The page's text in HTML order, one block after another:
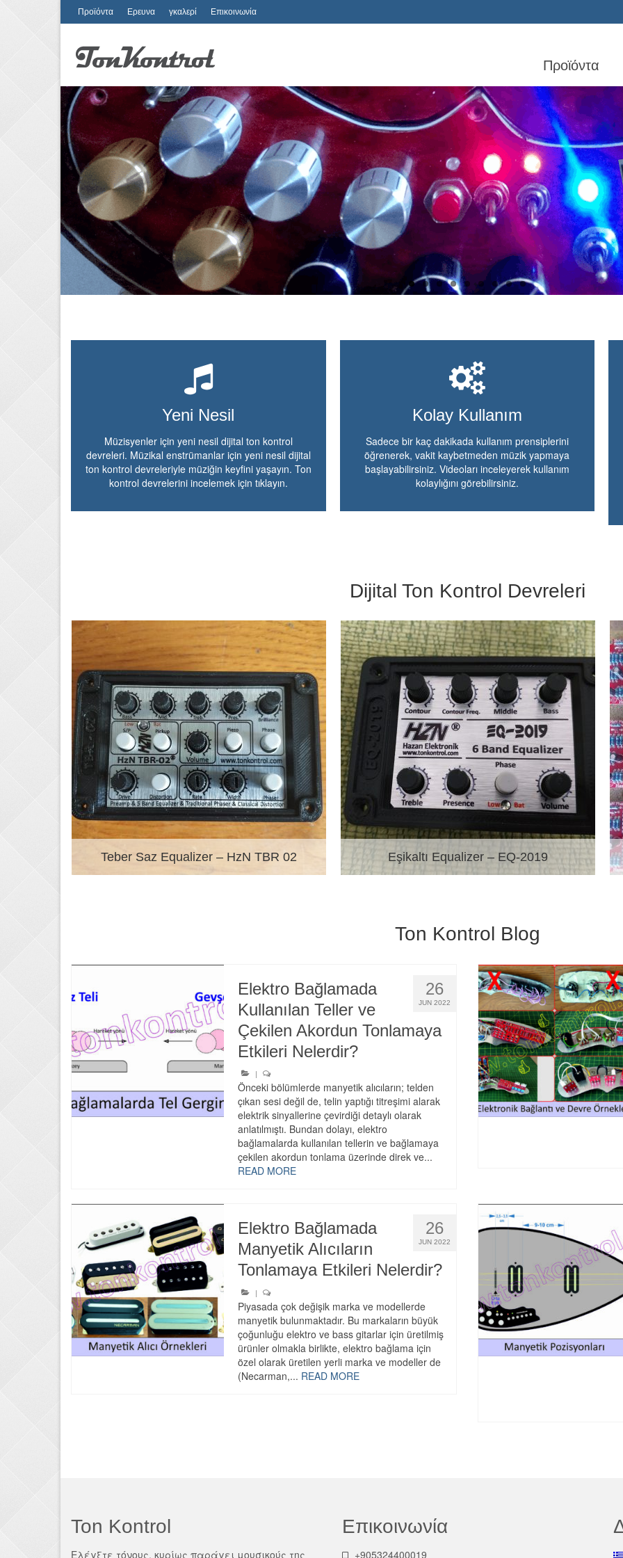
Προϊόντα Ερευνα γκαλερί Επικοινωνία
Προϊόντα
Yeni Nesil
Müzisyenler için yeni nesil dijital ton kontrol
devreleri. Müzikal enstrümanlar için yeni nesil dijital
ton kontrol devreleriyle müziğin keyfini yaşayın. Ton
kontrol devrelerini incelemek için tıklayın.
Kolay Kullanım
Sadece bir kaç dakikada kullanım prensiplerini
öğrenerek, vakit kaybetmeden müzik yapmaya
başlayabilirsiniz. Videoları inceleyerek kullanım
kolaylığını görebilirsiniz.
Dijital Ton Kontrol Devreleri
Teber Saz Equalizer – HzN TBR 02 Eşikaltı Equalizer – EQ-2019
Ton Kontrol Blog
26
JUN 2022
Elektro Bağlamada
Kullanılan Teller ve
Çekilen Akordun Tonlamaya
Etkileri Nelerdir?
|
Önceki bölümlerde manyetik alıcıların; telden
çıkan sesi değil de, telin yaptığı titreşimi alarak
elektrik sinyallerine çevirdiği detaylı olarak
anlatılmıştı. Bundan dolayı, elektro
bağlamalarda kullanılan tellerin ve bağlamaya
çekilen akordun tonlama üzerinde direk ve...
READ MORE
26
JUN 2022
Elektro Bağlamada
Manyetik Alıcıların
Tonlamaya Etkileri Nelerdir?
|
Piyasada çok değişik marka ve modellerde
manyetik bulunmaktadır. Bu markaların büyük
çoğunluğu elektro ve bass gitarlar için üretilmiş
ürünler olmakla birlikte, elektro bağlama için
özel olarak üretilen yerli marka ve modeller de
(Necarman,... READ MORE
Ton Kontrol
Ελέγξτε τόνους, κυρίως παράγει μουσικούς της
Επικοινωνία
+905324400019